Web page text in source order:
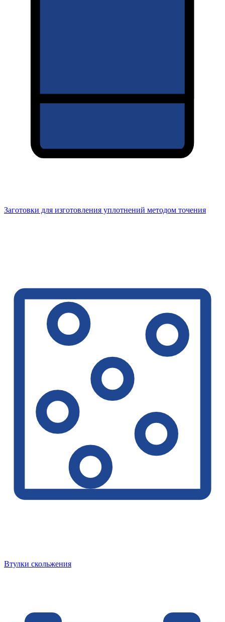
Заготовки для изготовления уплотнений методом точения
Втулки скольжения